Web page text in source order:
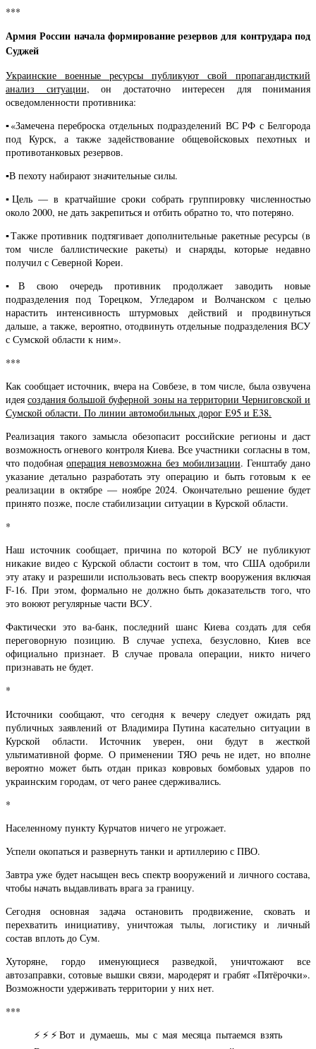
***
Армия России начала формирование резервов для контрудара под
Суджей
Украинские военные ресурсы публикуют свой пропагандисткий
анализ ситуации, он достаточно интересен для понимания
осведомленности противника:
▪️«Замечена переброска отдельных подразделений ВС РФ с Белгорода
под Курск, а также задействование общевойсковых пехотных и
противотанковых резервов.
▪️В пехоту набирают значительные силы.
▪️Цель — в кратчайшие сроки собрать группировку численностью
около 2000, не дать закрепиться и отбить обратно то, что потеряно.
▪️Также противник подтягивает дополнительные ракетные ресурсы (в
том числе баллистические ракеты) и снаряды, которые недавно
получил с Северной Кореи.
▪️ В свою очередь противник продолжает заводить новые
подразделения под Торецком, Угледаром и Волчанском с целью
нарастить интенсивность штурмовых действий и продвинуться
дальше, а также, вероятно, отодвинуть отдельные подразделения ВСУ
с Сумской области к ним».
***
Как сообщает источник, вчера на Совбезе, в том числе, была озвучена
идеясоздания большой буферной зоны на территории Черниговской и
Сумской области. По линии автомобильных дорог Е95 и Е38.
Реализация такого замысла обезопасит российские регионы и даст
возможность огневого контроля Киева. Все участники согласны в том,
что подобнаяоперация невозможна без мобилизации. Генштабу дано
указание детально разработать эту операцию и быть готовым к ее
реализации в октябре — ноябре 2024. Окончательно решение будет
принято позже, после стабилизации ситуации в Курской области.
*
Наш источник сообщает, причина по которой ВСУ не публикуют
никакие видео с Курской области состоит в том, что США одобрили
эту атаку и разрешили использовать весь спектр вооружения включая
F-16. При этом, формально не должно быть доказательств того, что
это воюют регулярные части ВСУ.
Фактически это ва-банк, последний шанс Киева создать для себя
переговорную позицию. В случае успеха, безусловно, Киев все
официально признает. В случае провала операции, никто ничего
признавать не будет.
*
Источники сообщают, что сегодня к вечеру следует ожидать ряд
публичных заявлений от Владимира Путина касательно ситуации в
Курской области. Источник уверен, они будут в жесткой
ультимативной форме. О применении ТЯО речь не идет, но вполне
вероятно может быть отдан приказ ковровых бомбовых ударов по
украинским городам, от чего ранее сдерживались.
*
Населенному пункту Курчатов ничего не угрожает.
Успели окопаться и развернуть танки и артиллерию с ПВО.
Завтра уже будет насыщен весь спектр вооружений и личного состава,
чтобы начать выдавливать врага за границу.
Сегодня основная задача остановить продвижение, сковать и
перехватить инициативу, уничтожая тылы, логистику и личный
состав вплоть до Сум.
Хуторяне, гордо именующиеся разведкой, уничтожают все
автозаправки, сотовые вышки связи, мародерят и грабят «Пятёрочки».
Возможности удерживать территории у них нет.
***
⚡⚡⚡Вот и думаешь, мы с мая месяца пытаемся взять